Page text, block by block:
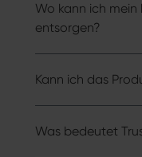
Wo kann ich
entsorgen?
Kann ich das
Was bedeutet